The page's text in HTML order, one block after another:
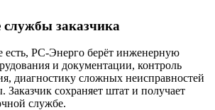
заказчика
есть, РС-Энерго берёт инженерную
и документации, контроль
диагностику сложных неисправностей
Заказчик сохраняет штат и получает
службе.